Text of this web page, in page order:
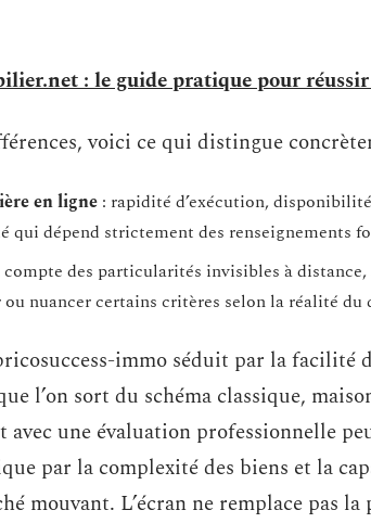
: le guide pratique pour
voici ce qui distingue
en ligne : rapidité d’exécution,
qui dépend strictement des renseignements
compte des particularités invisibles à
nuancer certains critères selon la réalité du
immo séduit par la facilité
l’on sort du schéma classique,
avec une évaluation professionnelle
par la complexité des biens et la
mouvant. L’écran ne remplace pas